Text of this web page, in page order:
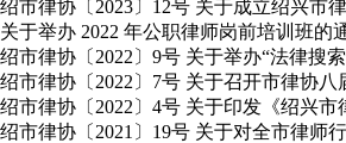
绍市律协〔2023〕12号 关于成立绍兴市
关于举办 2022 年公职律师岗前培训班的
绍市律协〔2022〕9号 关于举办“法律搜
绍市律协〔2022〕7号 关于召开市律协
绍市律协〔2022〕4号 关于印发《绍兴
绍市律协〔2021〕19号 关于对全市律师